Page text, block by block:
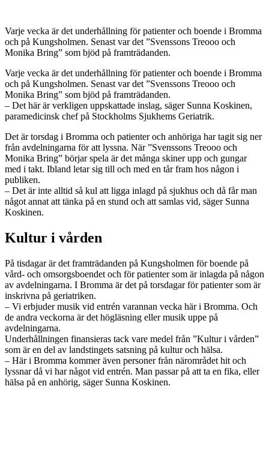
Varje vecka är det underhållning för patienter och boende i Bromma
och på Kungsholmen. Senast var det ”Svenssons Treooo och
Monika Bring” som bjöd på framträdanden.
Varje vecka är det underhållning för patienter och boende i Bromma
och på Kungsholmen. Senast var det ”Svenssons Treooo och
Monika Bring” som bjöd på framträdanden.
– Det här är verkligen uppskattade inslag, säger Sunna Koskinen,
paramedicinsk chef på Stockholms Sjukhems Geriatrik.
Det är torsdag i Bromma och patienter och anhöriga har tagit sig ner
från avdelningarna för att lyssna. När ”Svenssons Treooo och
Monika Bring” börjar spela är det många skiner upp och gungar
med i takt. Ibland letar sig till och med en tår fram hos någon i
publiken.
– Det är inte alltid så kul att ligga inlagd på sjukhus och då får man
något annat att tänka på en stund och att samlas vid, säger Sunna
Koskinen.
Kultur i vården
På tisdagar är det framträdanden på Kungsholmen för boende på
vård- och omsorgsboendet och för patienter som är inlagda på någon
av avdelningarna. I Bromma är det på torsdagar för patienter som är
inskrivna på geriatriken.
– Vi erbjuder musik vid entrén varannan vecka här i Bromma. Och
de andra veckorna är det högläsning eller musik uppe på
avdelningarna.
Underhållningen finansieras tack vare medel från ”Kultur i vården”
som är en del av landstingets satsning på kultur och hälsa.
– Här i Bromma kommer även personer från närområdet hit och
lyssnar då vi har något vid entrén. Man passar på att ta en fika, eller
hälsa på en anhörig, säger Sunna Koskinen.